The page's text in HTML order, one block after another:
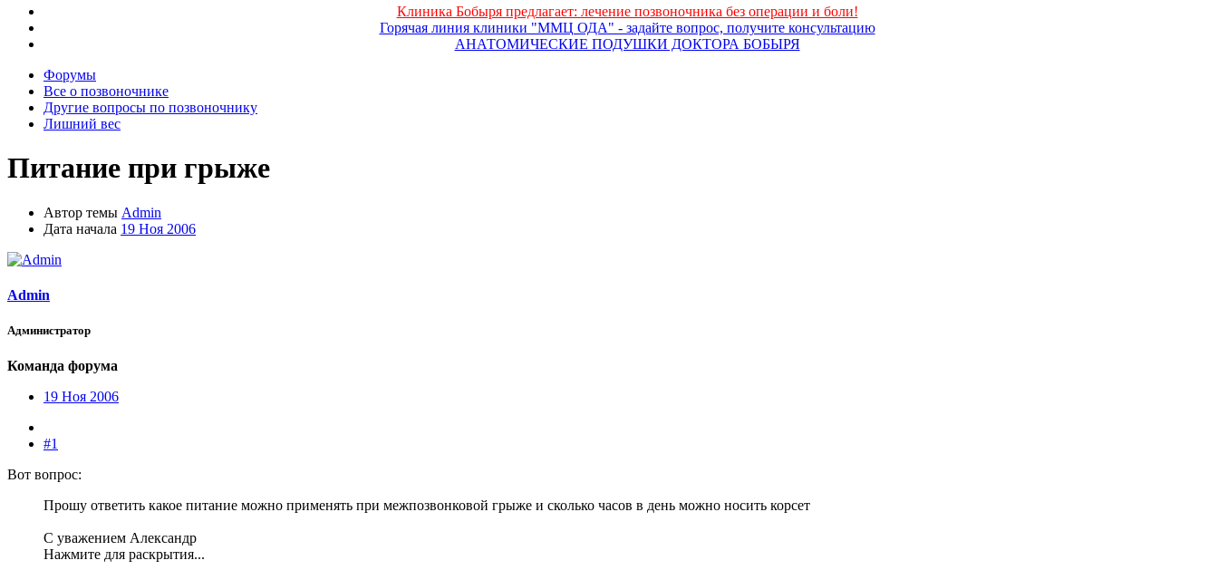
Клиника Бобыря предлагает: лечение позвоночника без операции и боли!
Горячая линия клиники "ММЦ ОДА" - задайте вопрос, получите консультацию
АНАТОМИЧЕСКИЕ ПОДУШКИ ДОКТОРА БОБЫРЯ
Форумы
Все о позвоночнике
Другие вопросы по позвоночнику
Лишний вес
Питание при грыже
Автор темы Admin
Дата начала 19 Ноя 2006
Admin
Администратор
Команда форума
19 Ноя 2006
#1
Вот вопрос:
Прошу ответить какое питание можно применять при межпозвонковой грыже и сколько часов в день можно носить корсет
С уважением Александр
Нажмите для раскрытия...